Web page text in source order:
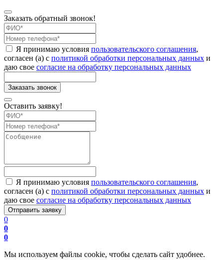
Заказать обратный звонок!
Я принимаю условия пользовательского соглашения,
согласен (а) с политикой обработки персональных данных и
даю свое согласие на обработку персональных данных
Оставить заявку!
Я принимаю условия пользовательского соглашения,
согласен (а) с политикой обработки персональных данных и
даю свое согласие на обработку персональных данных
0
0
0
Мы используем файлы cookie, чтобы сделать сайт удобнее.